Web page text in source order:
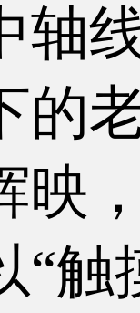
轴
的
映
“